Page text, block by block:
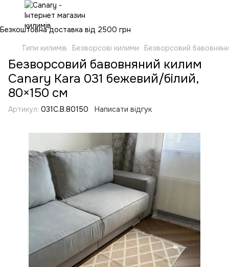
Безкоштовна доставка від 2500 грн
Типи килимів
Безворсові килими Безворсовий
Безворсовий бавовняний килим
Canary Kara 031 бежевий/білий,
80×150 см
Артикул: 031C.B.80150 Написати відгук